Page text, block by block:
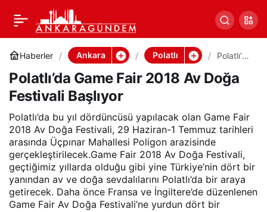
Haberler Ankara Polatlı
Polatlı’da
Fair
2018 Av
Başlıyor
Polatlı’da Game Fair 2018 Av Doğa
Festivali Başlıyor
Polatlı’da bu yıl dördüncüsü yapılacak olan Game Fair
2018 Av Doğa Festivali, 29 Haziran-1 Temmuz tarihleri
arasında Üçpınar Mahallesi Poligon arazisinde
gerçekleştirilecek.Game Fair 2018 Av Doğa Festivali,
geçtiğimiz yıllarda olduğu gibi yine Türkiye’nin dört bir
yanından av ve doğa sevdalılarını Polatlı’da bir araya
getirecek. Daha önce Fransa ve İngiltere’de düzenlenen
Game Fair Av Doğa Festivali’ne yurdun dört bir
Polatlı’da Game Fair 2018
Av Doğa Festivali
Başlıyor
Paylaş